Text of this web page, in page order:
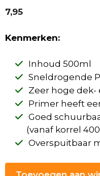
7,95
Kenmerken:
Inhoud 500ml
Sneldrogende
Zeer hoge dek-
Primer heeft
Goed
(vanaf korrel
Overspuitbaar